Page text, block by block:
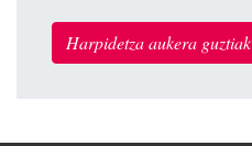
Harpidetza aukera guztiak